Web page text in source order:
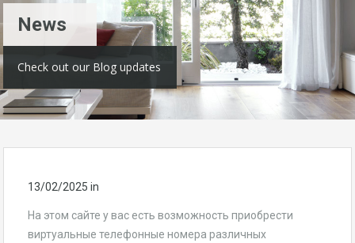
News
Check out our Blog updates
13/02/2025 in
На этом сайте у вас есть возможность приобрести
виртуальные телефонные номера различных